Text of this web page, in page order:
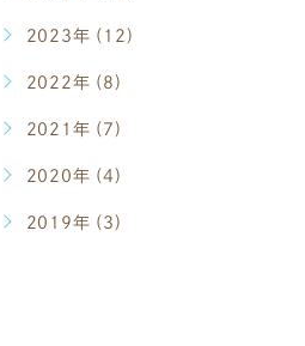
2023年 (12)
2022年 (8)
2021年 (7)
2020年 (4)
2019年 (3)